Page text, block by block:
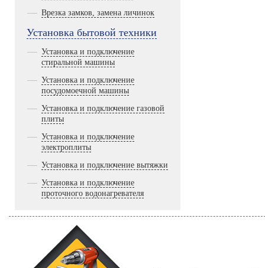
Врезка замков, замена личинок
Установка бытовой техники
Установка и подключение
стиральной машины
Установка и подключение
посудомоечной машины
Установка и подключение газовой
плиты
Установка и подключение
электроплиты
Установка и подключение вытяжки
Установка и подключение
проточного водонагревателя